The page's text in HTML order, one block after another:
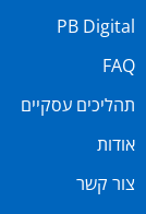
PB Digital
FAQ
תהליכים עסקיים
אודות
צור קשר